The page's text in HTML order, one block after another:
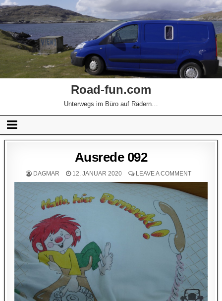
Road-fun.com
Unterwegs im Büro auf Rädern…
Ausrede 092
DAGMAR 12. JANUAR 2020 LEAVE A COMMENT